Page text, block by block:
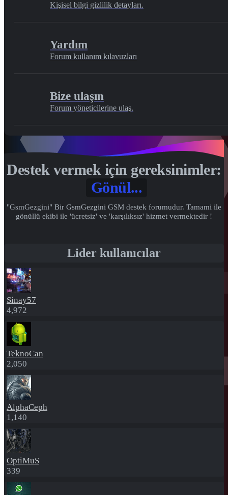
Kişisel bilgi gizlilik detayları.
Yardım
Forum kullanım kılavuzları
Bize ulaşın
Forum yöneticilerine ulaş.
Destek vermek için gereksinimler:
Gönül...
"GsmGezgini" Bir GsmGezgini GSM destek forumudur. Tamami ile
gönüllü ekibi ile 'ücretsiz' ve 'karşılıksız' hizmet vermektedir !
Lider kullanıcılar
Sinay57
4,972
TeknoCan
2,050
AlphaCeph
1,140
OptiMuS
339